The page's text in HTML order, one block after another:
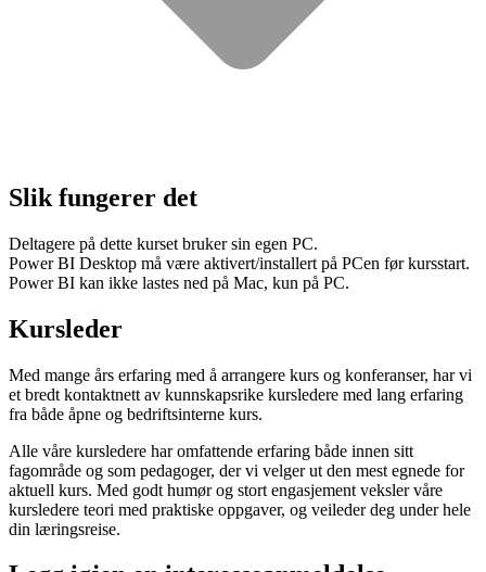
Slik fungerer det
Deltagere på dette kurset bruker sin egen PC.
Power BI Desktop må være aktivert/installert på PCen før kursstart.
Power BI kan ikke lastes ned på Mac, kun på PC.
Kursleder
Med mange års erfaring med å arrangere kurs og konferanser, har vi
et bredt kontaktnett av kunnskapsrike kursledere med lang erfaring
fra både åpne og bedriftsinterne kurs.
Alle våre kursledere har omfattende erfaring både innen sitt
fagområde og som pedagoger, der vi velger ut den mest egnede for
aktuell kurs. Med godt humør og stort engasjement veksler våre
kursledere teori med praktiske oppgaver, og veileder deg under hele
din læringsreise.